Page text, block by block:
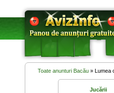
Toate anunturi Bacău » Lumea
Jucării